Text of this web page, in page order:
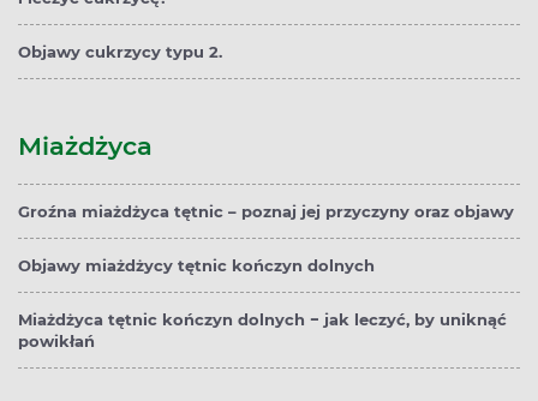
Objawy cukrzycy typu 2.
Miażdżyca
Groźna miażdżyca tętnic – poznaj jej przyczyny oraz objawy
Objawy miażdżycy tętnic kończyn dolnych
Miażdżyca tętnic kończyn dolnych − jak leczyć, by uniknąć
powikłań